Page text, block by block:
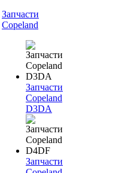
Запчасти
Copeland
Запчасти
Copeland
D3DA
Запчасти